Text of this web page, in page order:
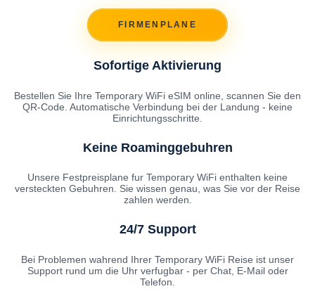
FIRMENPLANE
Sofortige Aktivierung
Bestellen Sie Ihre Temporary WiFi eSIM online, scannen Sie den
QR-Code. Automatische Verbindung bei der Landung - keine
Einrichtungsschritte.
Keine Roaminggebuhren
Unsere Festpreisplane fur Temporary WiFi enthalten keine
versteckten Gebuhren. Sie wissen genau, was Sie vor der Reise
zahlen werden.
24/7 Support
Bei Problemen wahrend Ihrer Temporary WiFi Reise ist unser
Support rund um die Uhr verfugbar - per Chat, E-Mail oder
Telefon.